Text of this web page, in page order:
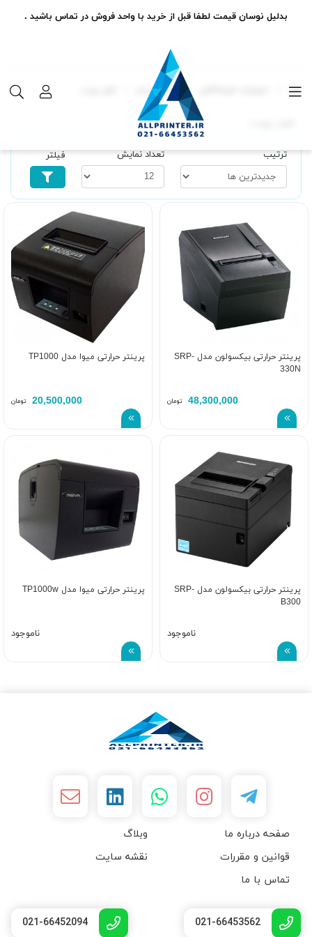
فیش پرینتر
ترتیب تعداد نمایش فیلتر
پرینتر حرارتی بیکسولون مدل SRP-
330N
48,300,000 تومان
پرینتر حرارتی میوا مدل TP1000
20,500,000 تومان
پرینتر حرارتی بیکسولون مدل SRP-
B300
ناموجود
پرینتر حرارتی میوا مدل TP1000w
ناموجود
صفحه درباره ما
وبلاگ
قوانین و مقررات
نقشه سایت
تماس با ما
021-66453562
021-66452094
بدلیل نوسان قیمت لطفا قبل از خرید با واحد فروش در تماس باشید .